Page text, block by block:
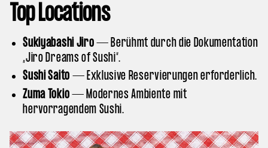
Top Locations
Sukiyabashi Jiro— Berühmt durch die Dokumentation
„Jiro Dreams of Sushi“.
Sushi Saito — Exklusive Reservierungen erforderlich.
Zuma Tokio— Modernes Ambiente mit
hervorragendem Sushi.